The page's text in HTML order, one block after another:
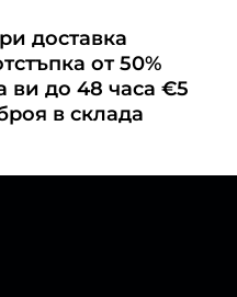
доставка
от 50%
ви до 48 часа €5
в склада